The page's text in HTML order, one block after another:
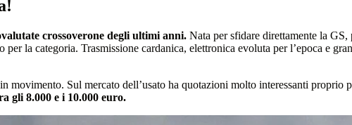
crossoverone degli ultimi anni. Nata per sfidare direttamente la
la categoria. Trasmissione cardanica, elettronica evoluta per l’epoca e
movimento. Sul mercato dell’usato ha quotazioni molto interessanti proprio
gli 8.000 e i 10.000 euro.